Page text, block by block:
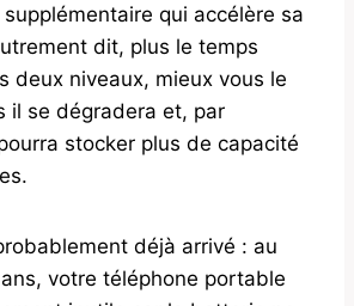
qui accélère sa
dit, plus le temps
deux niveaux, mieux vous le
il se dégradera et, par
stocker plus de capacité
déjà arrivé : au
votre téléphone portable